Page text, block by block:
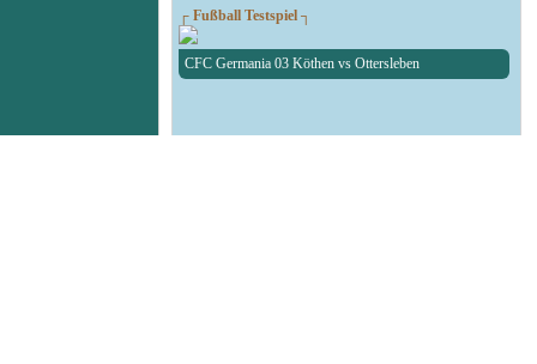
┌ Fußball Testspiel ┐
CFC Germania 03 Köthen vs Ottersleben